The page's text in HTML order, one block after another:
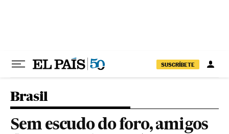
SUSCRÍBETE
Brasil
Sem escudo do foro, amigos